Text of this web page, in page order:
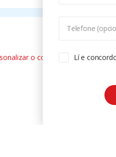
Telefone
Lí e
o conteúdo. Para saber